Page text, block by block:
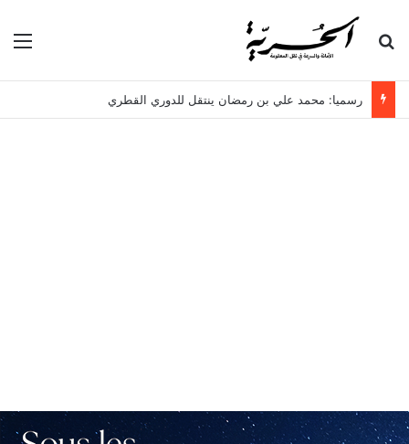
بحث عن
رسميا: محمد علي بن رمضان ينتقل للدوري القطري